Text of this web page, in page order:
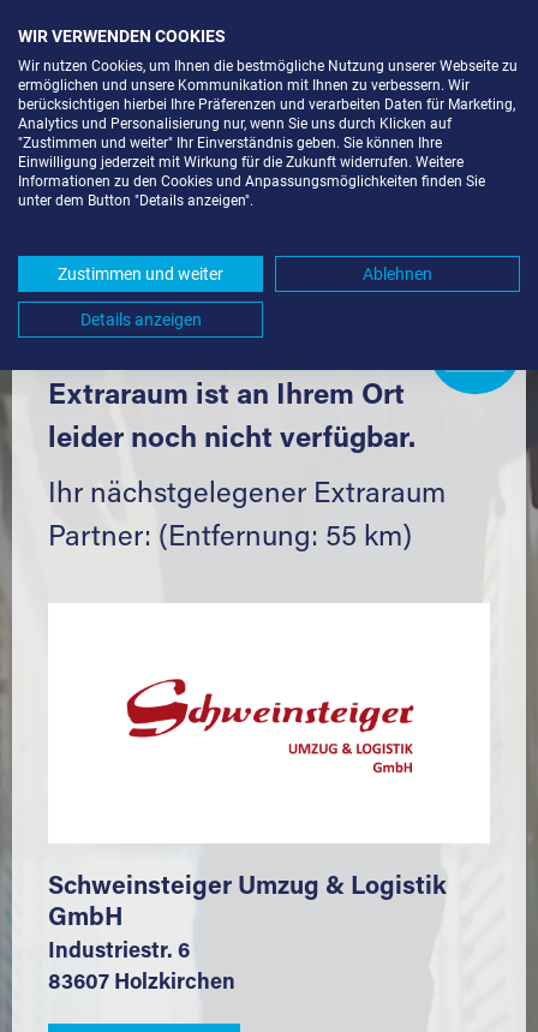
SELF STORAGE IN VIERKIRCHEN
Komfortabel einlagern mit Extraraum
Extraraum ist an Ihrem Ort
leider noch nicht verfügbar.
Ihr nächstgelegener Extraraum
Partner: (Entfernung: 55 km)
Schweinsteiger Umzug & Logistik
GmbH
Industriestr. 6
83607 Holzkirchen
WIR VERWENDEN COOKIES
Wir nutzen Cookies, um Ihnen die bestmögliche Nutzung unserer Webseite zu
ermöglichen und unsere Kommunikation mit Ihnen zu verbessern. Wir
berücksichtigen hierbei Ihre Präferenzen und verarbeiten Daten für Marketing,
Analytics und Personalisierung nur, wenn Sie uns durch Klicken auf
"Zustimmen und weiter" Ihr Einverständnis geben. Sie können Ihre
Einwilligung jederzeit mit Wirkung für die Zukunft widerrufen. Weitere
Informationen zu den Cookies und Anpassungsmöglichkeiten finden Sie
unter dem Button "Details anzeigen".
Zustimmen und weiter Ablehnen
Details anzeigen